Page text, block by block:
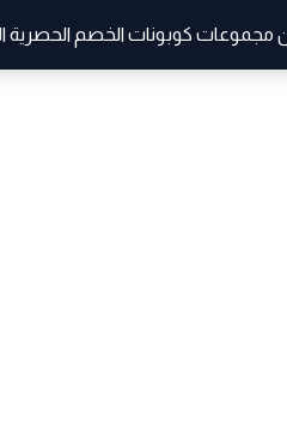
كوبونات الخصم الحصرية التي